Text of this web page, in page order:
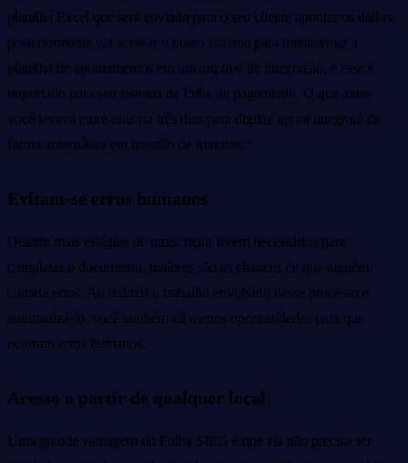
planilha Excel que será enviada para o seu cliente apontar os dados,
posteriormente vai acessar o nosso sistema para transformar a
planilha de apontamentos em um arquivo de integração, e esse é
importado para seu sistema de folha de pagamento. O que antes
você levava entre dois ou três dias para digitar, agora integrará de
forma automática em questão de minutos.”
Evitam-se erros humanos
Quanto mais estágios de transcrição forem necessários para
completar o documento, maiores são as chances de que alguém
cometa erros. Ao reduzir o trabalho envolvido nesse processo e
automatizá-lo, você também dá menos oportunidades para que
ocorram erros humanos.
Acesso a partir de qualquer local
Uma grande vantagem do Folha SIEG é que ela não precisa ser